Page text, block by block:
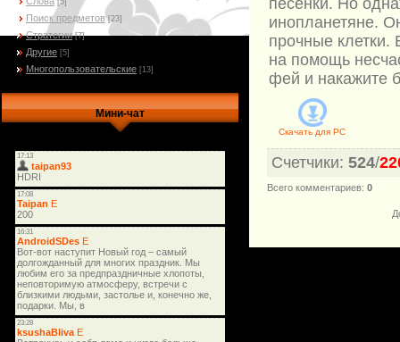
[5]
Поиск предметов [23]
Стратегии [7]
Другие [5]
Многопользовательские [13]
Мини-чат
инопланетяне.
прочные клетки.
на помощь
фей и накажите
Скачать для PC
Счетчики: 524/
Всего комментариев: 0